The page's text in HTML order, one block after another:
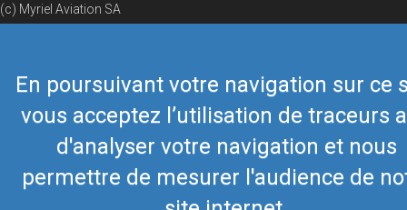
En poursuivant votre navigation sur ce
vous acceptez l’utilisation de traceurs
d'analyser votre navigation et nous
permettre de mesurer l'audience de
(c) Myriel Aviation SA
© 2019 Airmate -Conditions d'utilisation- Vie privée Back to top